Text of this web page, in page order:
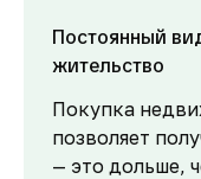
Постоянный
жительство
Покупка
позволяет
— это дольше,